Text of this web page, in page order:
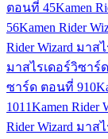
ตอนที่ 45Kamen
56Kamen Rider
Rider Wizard มา
มาสไรเดอร์วิซาร์
ซาร์ด ตอนที่ 910
1011Kamen Rider
Rider Wizard มา